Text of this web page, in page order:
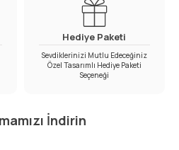
Hediye Paketi
Sevdiklerinizi Mutlu Edeceğiniz
Özel Tasarımlı Hediye Paketi
Seçeneği
İndirin